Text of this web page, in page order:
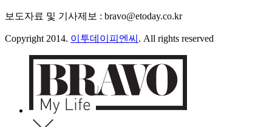
보도자료 및 기사제보 : bravo@etoday.co.kr
Copyright 2014. 이투데이피엔씨 . All rights reserved